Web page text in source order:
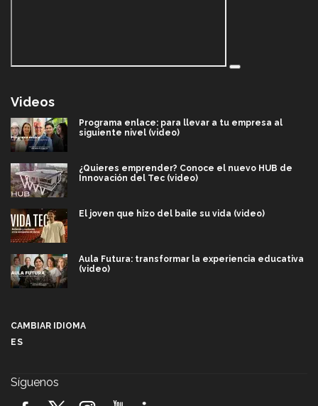
Videos
Programa enlace: para llevar a tu empresa al
siguiente nivel (video)
¿Quieres emprender? Conoce el nuevo HUB de
Innovación del Tec (video)
El joven que hizo del baile su vida (video)
Aula Futura: transformar la experiencia educativa
(video)
CAMBIAR IDIOMA
ES
Síguenos